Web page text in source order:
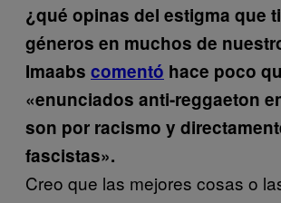
¿qué opinas del estigma que
géneros en muchos de
Imaabs comentó hace poco
«enunciados anti-reggaeton
son por racismo y
fascistas».
Creo que las mejores cosas o